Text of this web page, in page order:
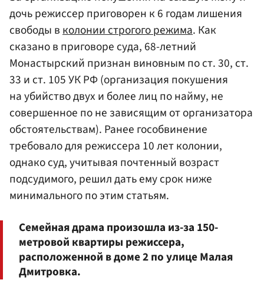
дочь режиссер приговорен к 6 годам лишения
свободы в колонии строгого режима. Как
сказано в приговоре суда, 68-летний
Монастырский признан виновным по ст. 30, ст.
33 и ст. 105 УК РФ (организация покушения
на убийство двух и более лиц по найму, не
совершенное по не зависящим от организатора
обстоятельствам). Ранее гособвинение
требовало для режиссера 10 лет колонии,
однако суд, учитывая почтенный возраст
подсудимого, решил дать ему срок ниже
минимального по этим статьям.
Семейная драма произошла из-за 150-
метровой квартиры режиссера,
расположенной в доме 2 по улице Малая
Дмитровка.